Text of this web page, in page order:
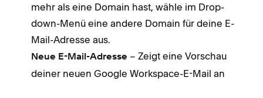
mehr als eine Domain hast, wähle im Drop-
down-Menü eine andere Domain für deine E-
Mail-Adresse aus.
Neue E-Mail-Adresse – Zeigt eine Vorschau
deiner neuen Google Workspace-E-Mail an